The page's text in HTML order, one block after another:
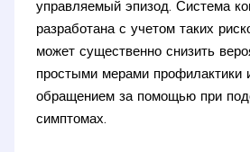
управляемый эпизод. Система
разработана с учетом таких
может существенно снизить
простыми мерами профилактики
обращением за помощью при
симптомах.